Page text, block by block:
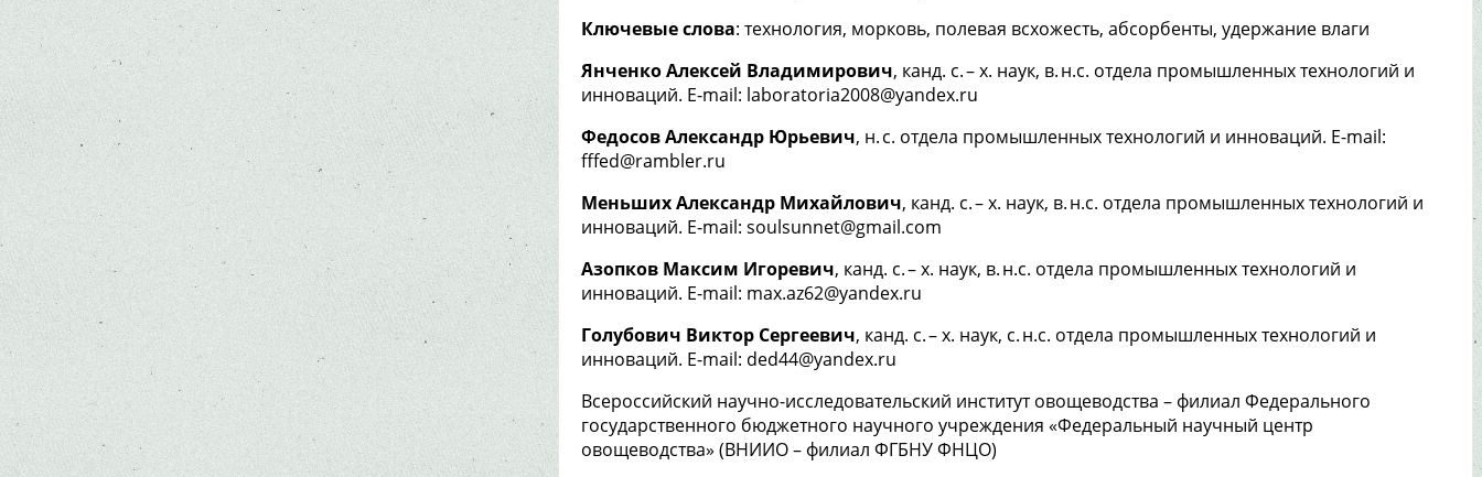
Ключевые слова: технология, морковь, полевая всхожесть, абсорбенты, удержание влаги
Янченко Алексей Владимирович, канд. с. – х. наук, в. н.с. отдела промышленных технологий и
инноваций. E-mail: laboratoria2008@yandex.ru
Федосов Александр Юрьевич, н. c. отдела промышленных технологий и инноваций. E-mail:
fffed@rambler.ru
Меньших Александр Михайлович, канд. с. – х. наук, в. н.с. отдела промышленных технологий и
инноваций. E-mail: soulsunnet@gmail.com
Азопков Максим Игоревич, канд. с. – х. наук, в. н.с. отдела промышленных технологий и
инноваций. E-mail: max.az62@yandex.ru
Голубович Виктор Сергеевич, канд. с. – х. наук, с. н.с. отдела промышленных технологий и
инноваций. E-mail: ded44@yandex.ru
Всероссийский научно-исследовательский институт овощеводства – филиал Федерального
государственного бюджетного научного учреждения «Федеральный научный центр
овощеводства» (ВНИИО – филиал ФГБНУ ФНЦО)